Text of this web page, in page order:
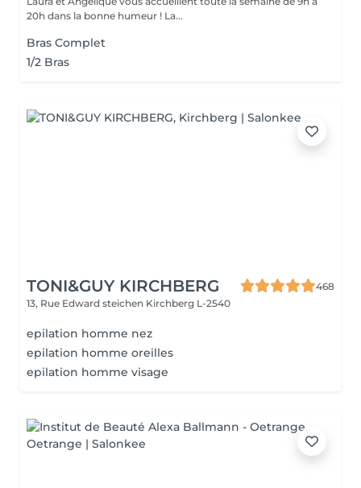
20h dans la bonne humeur ! La...
Bras Complet
1/2 Bras
TONI&GUY KIRCHBERG
468
13, Rue Edward steichen Kirchberg L-2540
epilation homme nez
epilation homme oreilles
epilation homme visage